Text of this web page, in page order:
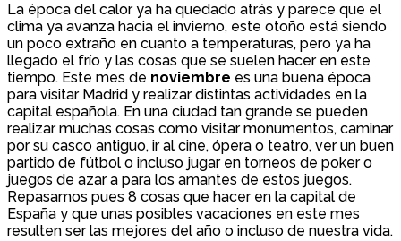
La época del calor ya ha quedado atrás y parece que el
clima ya avanza hacia el invierno, este otoño está siendo
un poco extraño en cuanto a temperaturas, pero ya ha
llegado el frío y las cosas que se suelen hacer en este
tiempo. Este mes de noviembre es una buena época
para visitar Madrid y realizar distintas actividades en la
capital española. En una ciudad tan grande se pueden
realizar muchas cosas como visitar monumentos, caminar
por su casco antiguo, ir al cine, ópera o teatro, ver un buen
partido de fútbol o incluso jugar en torneos de poker o
juegos de azar a para los amantes de estos juegos.
Repasamos pues 8 cosas que hacer en la capital de
España y que unas posibles vacaciones en este mes
resulten ser las mejores del año o incluso de nuestra vida.